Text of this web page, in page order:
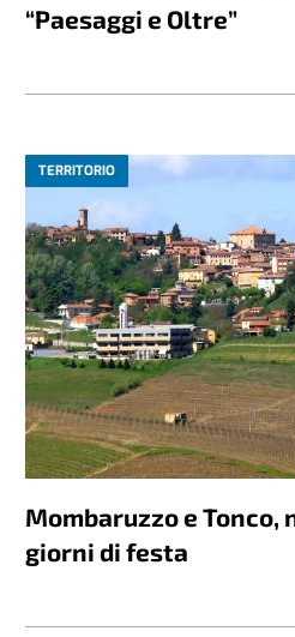
“Paesaggi e Oltre”
TERRITORIO
Mombaruzzo e Tonco,
giorni di festa